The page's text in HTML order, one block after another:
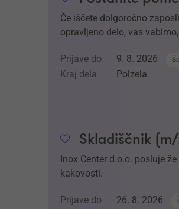
Če iščete dolgoročno
opravljeno delo, vas
Prijave do 9. 8. 2026
Kraj dela Polzela
Skladiščnik
Inox Center d.o.o. posluje
kakovosti.
Prijave do 26. 8. 2026